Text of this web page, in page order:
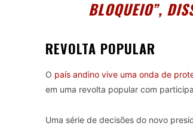
BLOQUEIO”,
REVOLTA POPULAR
O país andino vive uma onda de
em uma revolta popular com
Uma série de decisões do novo